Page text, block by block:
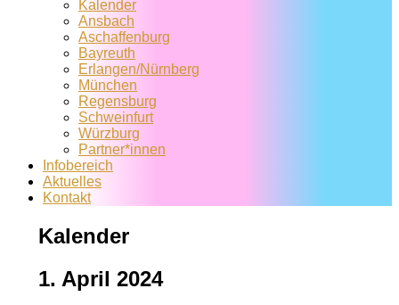
Kalender
Ansbach
Aschaffenburg
Bayreuth
Erlangen/Nürnberg
München
Regensburg
Schweinfurt
Würzburg
Partner*innen
Infobereich
Aktuelles
Kontakt
Kalender
1. April 2024